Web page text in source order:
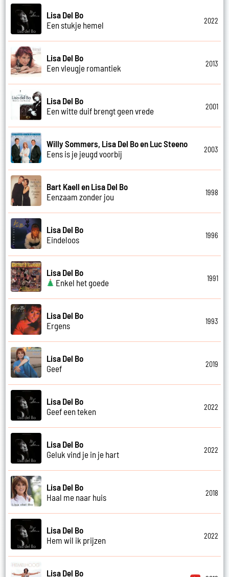
Lisa Del Bo
Een stukje hemel
2022
Lisa Del Bo
Een vleugje romantiek
2013
Lisa Del Bo
Een witte duif brengt geen vrede
2001
Willy Sommers, Lisa Del Bo en Luc Steeno
Eens is je jeugd voorbij
2003
Bart Kaell en Lisa Del Bo
Eenzaam zonder jou
1998
Lisa Del Bo
Eindeloos
1996
Lisa Del Bo
Enkel het goede
1991
Lisa Del Bo
Ergens
1993
Lisa Del Bo
Geef
2019
Lisa Del Bo
Geef een teken
2022
Lisa Del Bo
Geluk vind je in je hart
2022
Lisa Del Bo
Haal me naar huis
2018
Lisa Del Bo
Hem wil ik prijzen
2022
Lisa Del Bo